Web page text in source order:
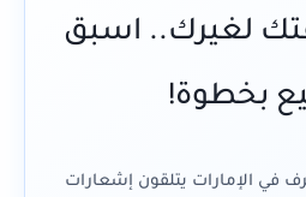
لغيرك.. اسبق
بخطوة!
في الإمارات يتلقون إشعارات